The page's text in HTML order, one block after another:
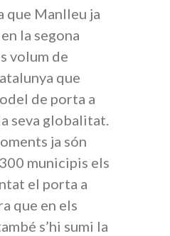
que Manlleu ja
la segona
volum de
que
de porta a
seva globalitat.
ja són
municipis els
el porta a
que en els
s’hi sumi la